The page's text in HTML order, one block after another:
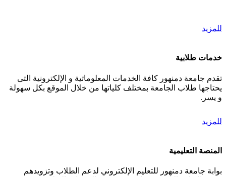
للمزيد
خدمات طلابية
تقدم جامعة دمنهور كافة الخدمات المعلوماتية و الإلكترونية التى
يحتاجها طلاب الجامعة بمختلف كلياتها من خلال الموقع بكل سهولة
و يسر.
للمزيد
المنصة التعليمية
بوابة جامعة دمنهور للتعليم الإلكتروني لدعم الطلاب وتزويدهم